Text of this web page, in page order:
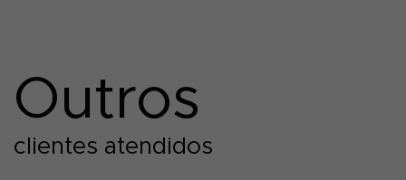
Outros
clientes atendidos